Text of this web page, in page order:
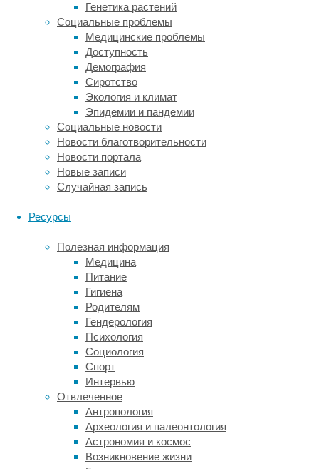
Генетика растений
Социальные проблемы
Медицинские проблемы
Доступность
Демография
Сиротство
Экология и климат
Эпидемии и пандемии
Социальные новости
Новости благотворительности
Новости портала
Новые записи
Случайная запись
Ресурсы
Полезная информация
Медицина
Питание
Гигиена
Родителям
Гендерология
Психология
Социология
Спорт
Интервью
Отвлеченное
Антропология
Археология и палеонтология
Астрономия и космос
Возникновение жизни
Ученые
также
рассматривали,
может
ли
эта
связь
быть
опосредована
такими
факторами,
как
диета,
активность,
или
высокий
уровень
потребления
алкоголя.
исследовании,
результаты
которого
были
опубликованы
журнале
Menopause,